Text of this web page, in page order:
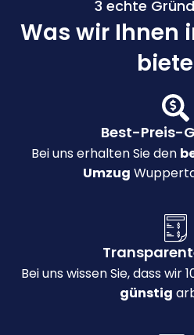
3 echte
Was wir Ihnen
Best-Preis-
Bei uns erhalten Sie den
Umzug
Bei uns wissen Sie, dass wir
günstig